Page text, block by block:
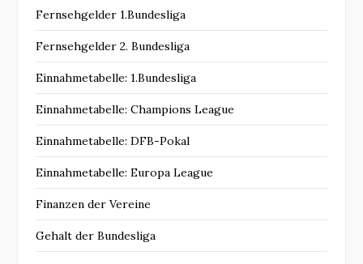
Fernsehgelder 1.Bundesliga
Fernsehgelder 2. Bundesliga
Einnahmetabelle: 1.Bundesliga
Einnahmetabelle: Champions League
Einnahmetabelle: DFB-Pokal
Einnahmetabelle: Europa League
Finanzen der Vereine
Gehalt der Bundesliga